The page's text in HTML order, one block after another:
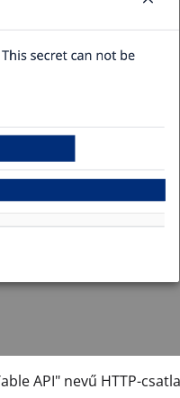
API" nevű HTTP-